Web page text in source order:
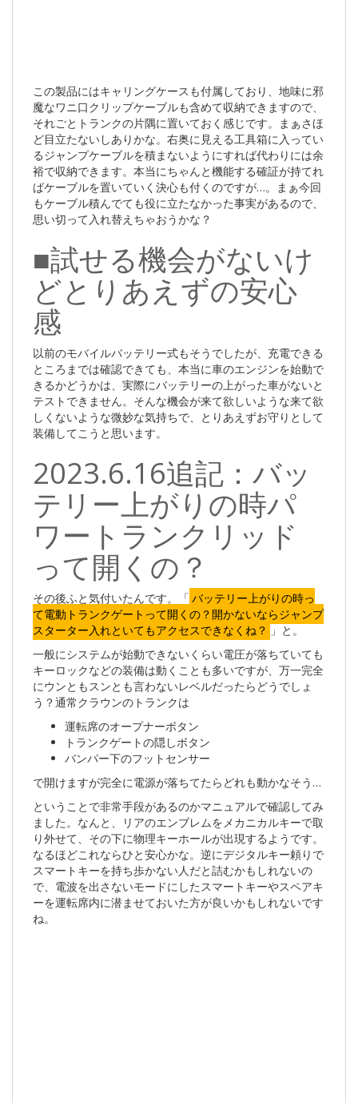
この製品にはキャリングケースも付属しており、地味に邪
魔なワニ口クリップケーブルも含めて収納できますので、
それごとトランクの片隅に置いておく感じです。まぁさほ
ど目立たないしありかな。右奥に見える工具箱に入ってい
るジャンプケーブルを積まないようにすれば代わりには余
裕で収納できます。本当にちゃんと機能する確証が持てれ
ばケーブルを置いていく決心も付くのですが…。まぁ今回
もケーブル積んでても役に立たなかった事実があるので、
思い切って入れ替えちゃおうかな？
■試せる機会がないけ
どとりあえずの安心
感
以前のモバイルバッテリー式もそうでしたが、充電できる
ところまでは確認できても、本当に車のエンジンを始動で
きるかどうかは、実際にバッテリーの上がった車がないと
テストできません。そんな機会が来て欲しいような来て欲
しくないような微妙な気持ちで、とりあえずお守りとして
装備してこうと思います。
2023.6.16追記：バッ
テリー上がりの時パ
ワートランクリッド
って開くの？
その後ふと気付いたんです。「 バッテリー上がりの時っ
て電動トランクゲートって開くの？開かないならジャンプ
スターター入れといてもアクセスできなくね？ 」と。
一般にシステムが始動できないくらい電圧が落ちていても
キーロックなどの装備は動くことも多いですが、万一完全
にウンともスンとも言わないレベルだったらどうでしょ
う？通常クラウンのトランクは
運転席のオープナーボタン
トランクゲートの隠しボタン
バンパー下のフットセンサー
で開けますが完全に電源が落ちてたらどれも動かなそう…
ということで非常手段があるのかマニュアルで確認してみ
ました。なんと、リアのエンブレムをメカニカルキーで取
り外せて、その下に物理キーホールが出現するようです。
なるほどこれならひと安心かな。逆にデジタルキー頼りで
スマートキーを持ち歩かない人だと詰むかもしれないの
で、電波を出さないモードにしたスマートキーやスペアキ
ーを運転席内に潜ませておいた方が良いかもしれないです
ね。